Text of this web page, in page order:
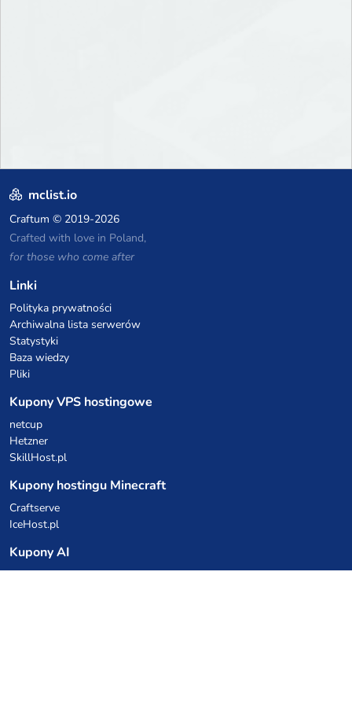
mclist.io
Craftum © 2019-2026
Crafted with love in Poland,
for those who come after
Linki
Polityka prywatności
Archiwalna lista serwerów
Statystyki
Baza wiedzy
Pliki
Kupony VPS hostingowe
netcup
Hetzner
SkillHost.pl
Kupony hostingu Minecraft
Craftserve
IceHost.pl
Kupony AI
z.ai